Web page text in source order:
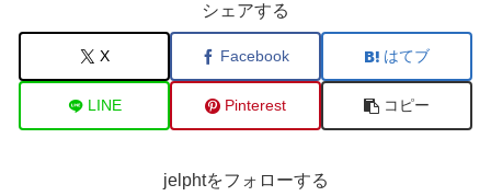
シェアする
X Facebook はてブ
LINE Pinterest コピー
jelphtをフォローする